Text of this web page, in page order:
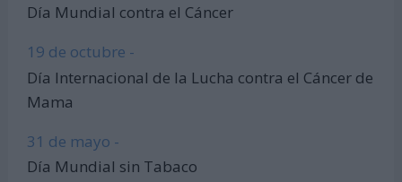
Día Mundial contra el Cáncer
19 de octubre -
Día Internacional de la Lucha contra el Cáncer de
Mama
31 de mayo -
Día Mundial sin Tabaco